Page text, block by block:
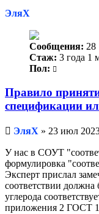
ЭляХ
Сообщения: 28
Стаж: 3 года 1
Пол:
Правило
спецификации
Непрочитанное
ЭляХ » 23 июл
У нас в СОУТ
формулировка
Эксперт прислал
соответствии
углерода
приложения 2 ГОСТ